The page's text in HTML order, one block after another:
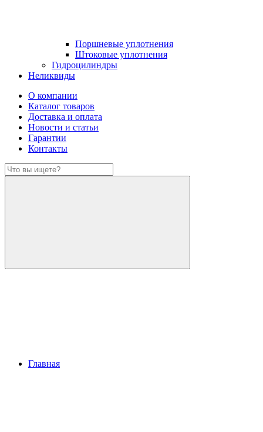
Поршневые уплотнения
Штоковые уплотнения
Гидроцилиндры
Неликвиды
О компании
Каталог товаров
Доставка и оплата
Новости и статьи
Гарантии
Контакты
Главная